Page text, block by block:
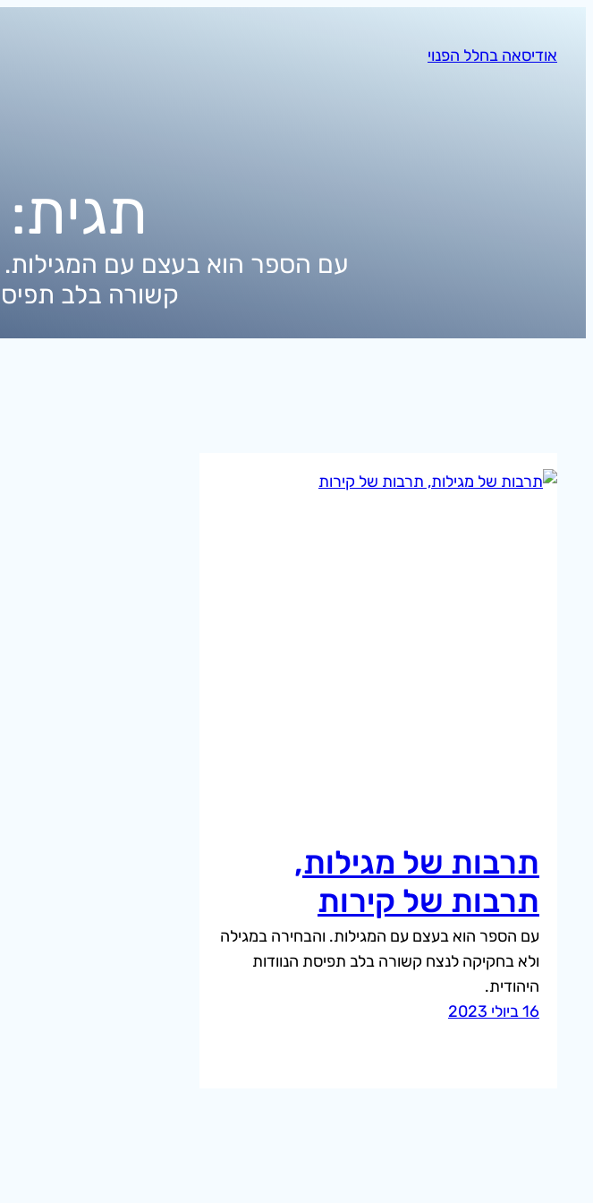
אודיסאה בחלל הפנוי
תגית:
עם הספר הוא בעצם עם המגילות.
קשורה בלב
תרבות של מגילות,
תרבות של קירות
עם הספר הוא בעצם עם המגילות. והבחירה במגילה
ולא בחקיקה לנצח קשורה בלב תפיסת הנוודות
היהודית.
16 ביולי 2023